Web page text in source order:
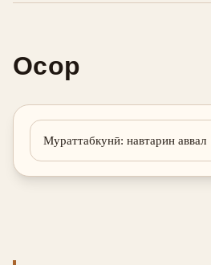
Осор
Мураттабкунӣ: навтарин аввал